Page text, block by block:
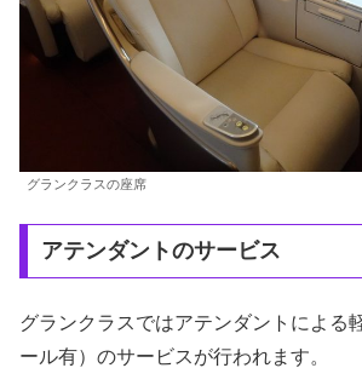
グランクラスの座席
アテンダントのサービス
グランクラスではアテンダントによる
ール有）のサービスが行われます。